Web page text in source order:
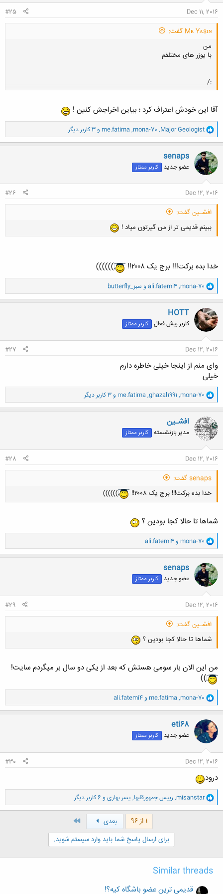
Dec 11, 2016
#25
Mʀ Yᴀsɪɴ گفت:
من
با یوزر های مختلفم
:/
کلیک کنید تا باز شود...
آقا این خودش اعتراف کرد ؛ بیاین اخراجش کنین !
و
ا
ک
ن
ش
ه
ا
Major Geologist
,
mona-70
,
me.fatima و 3 کاربر دیگر
senaps
عضو جدید کاربر ممتاز
Dec 12, 2016
#26
افشـین گفت:
ببینم قدیمی تر از من گیرتون میاد !
خدا بده برکت!!! برج یک ۲۰۰۸!! ))))))
و
ا
ک
ن
ش
ه
ا
mona-70
,
ali.fatemi4 و butterfly_سبز
HOTT
کاربر بیش فعال کاربر ممتاز
Dec 12, 2016
#27
وای منم از اینجا خیلی خاطره دارم
خیلی
و
ا
ک
ن
ش
ه
ا
mona-70
,
ghazal1991
,
me.fatima و 3 کاربر دیگر
افشـین
مدیر بازنشسته کاربر ممتاز
Dec 12, 2016
#28
senaps گفت:
خدا بده برکت!!! برج یک ۲۰۰۸!!
))))))
شماها تا حالا کجا بودین ؟
و
ا
ک
ن
ش
ه
ا
mona-70 وali.fatemi4
senaps
عضو جدید کاربر ممتاز
Dec 12, 2016
#29
افشـین گفت:
شماها تا حالا کجا بودین ؟
من این الان بار سومی هستش که بعد از یکی دو سال بر میگردم سایت!
))
و
ا
ک
ن
ش
ه
ا
mona-70
,
me.fatima وali.fatemi4
eti68
عضو جدید کاربر ممتاز
Dec 12, 2016
#30
درود
و
ا
ک
misanstar
,رییس جمهورقلبها, پسر بهاری و 6 کاربر دیگر
1 از 96 بعدی
برای ارسال پاسخ شما باید وارد سیستم شوید.
Similar threads
قديمي ترين عضو باشگاه كيه؟!